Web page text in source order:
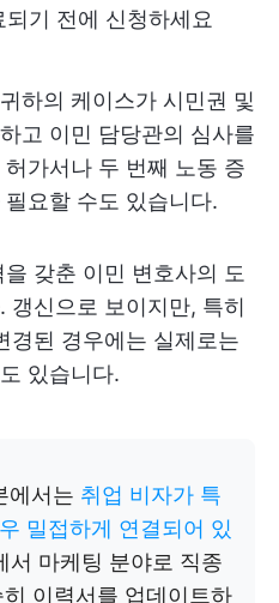
기 전에 신청하세요
하의 케이스가 시민권 및
고 이민 담당관의 심사를
가서나 두 번째 노동 증
요할 수도 있습니다.
갖춘 이민 변호사의 도
갱신으로 보이지만, 특히
경된 경우에는 실제로는
있습니다.
에서는 취업 비자가 특
밀접하게 연결되어 있
서 마케팅 분야로 직종
이력서를 업데이트하